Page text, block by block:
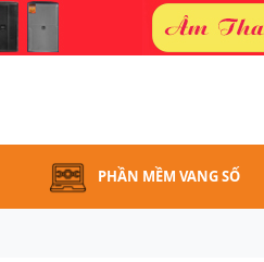
PHẦN MỀM VANG SỐ